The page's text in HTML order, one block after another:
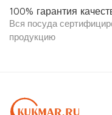
100% гарантия
Вся посуда
продукцию